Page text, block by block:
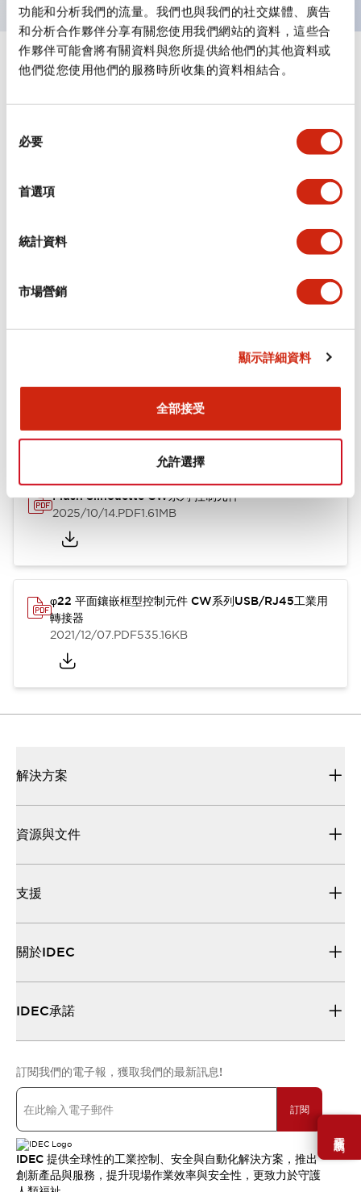
功能和分析我們的流量。我們也與我們的社交媒體、廣告
和分析合作夥伴分享有關您使用我們網站的資料，這些合
作夥伴可能會將有關資料與您所提供給他們的其他資料或
他們從您使用他們的服務時所收集的資料相結合。
必要
首選項
統計資料
市場營銷
顯示詳細資料
全部接受
允許選擇
需要幫助嗎？
規格
審美規範
電氣規範（額定照明部分）
環境規範
機械規格
型錄和宣傳手冊 認證與標準
Flush Silhouette CW系列 控制元件
2025/10/14.PDF1.61MB
φ22 平面鑲嵌框型控制元件 CW系列USB/RJ45工業用
轉接器
2021/12/07.PDF535.16KB
解決方案
資源與文件
支援
關於IDEC
IDEC承諾
訂閱我們的電子報，獲取我們的最新訊息!
訂閱
IDEC 提供全球性的工業控制、安全與自動化解決方案，推出
創新產品與服務，提升現場作業效率與安全性，更致力於守護